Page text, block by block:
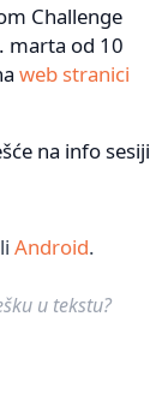
Challenge
marta od 10
web stranici
na info sesiji
Android.
u tekstu?